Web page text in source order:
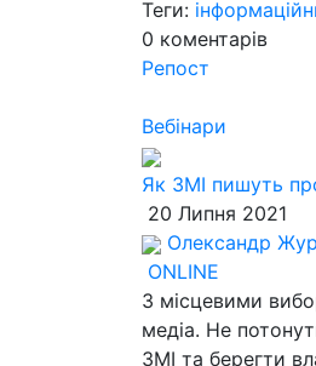
Теги:
0 коментарів
Репост
Вебінари
Як ЗМІ пишуть
20 Липня 2021
Олександр
ONLINE
З місцевими
медіа. Не
ЗМІ та берегти